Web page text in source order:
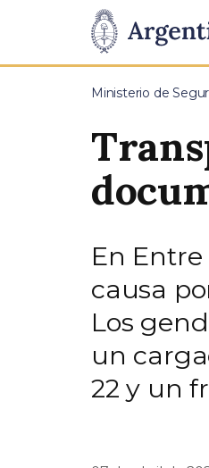
Presidencia
de
Pasar al contenido
Ministerio de
En
causa
Los
un
22 y un